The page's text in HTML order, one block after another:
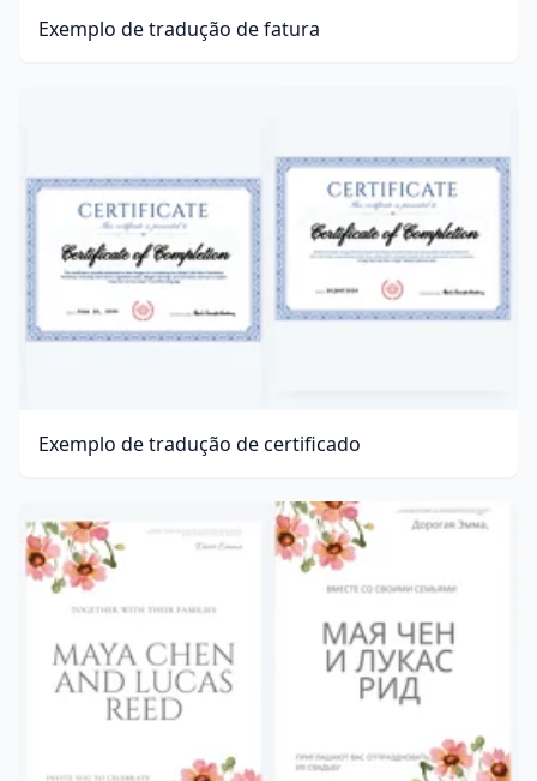
Exemplo de tradução de fatura
Exemplo de tradução de certificado